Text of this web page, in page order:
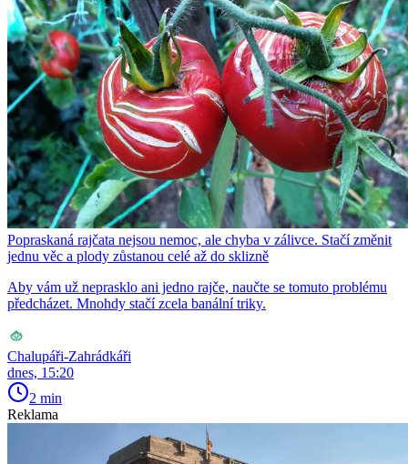
Popraskaná rajčata nejsou nemoc, ale chyba v zálivce. Stačí změnit
jednu věc a plody zůstanou celé až do sklizně
Aby vám už neprasklo ani jedno rajče, naučte se tomuto problému
předcházet. Mnohdy stačí zcela banální triky.
Chalupáři-Zahrádkáři
dnes, 15:20
2 min
Reklama